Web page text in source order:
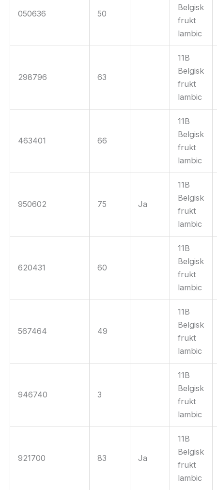
050636 50
Belgisk
frukt
lambic
298796 63
11B
Belgisk
frukt
lambic
463401 66
11B
Belgisk
frukt
lambic
950602 75 Ja
11B
Belgisk
frukt
lambic
620431 60
11B
Belgisk
frukt
lambic
567464 49
11B
Belgisk
frukt
lambic
946740 3
11B
Belgisk
frukt
lambic
921700 83 Ja
11B
Belgisk
frukt
lambic